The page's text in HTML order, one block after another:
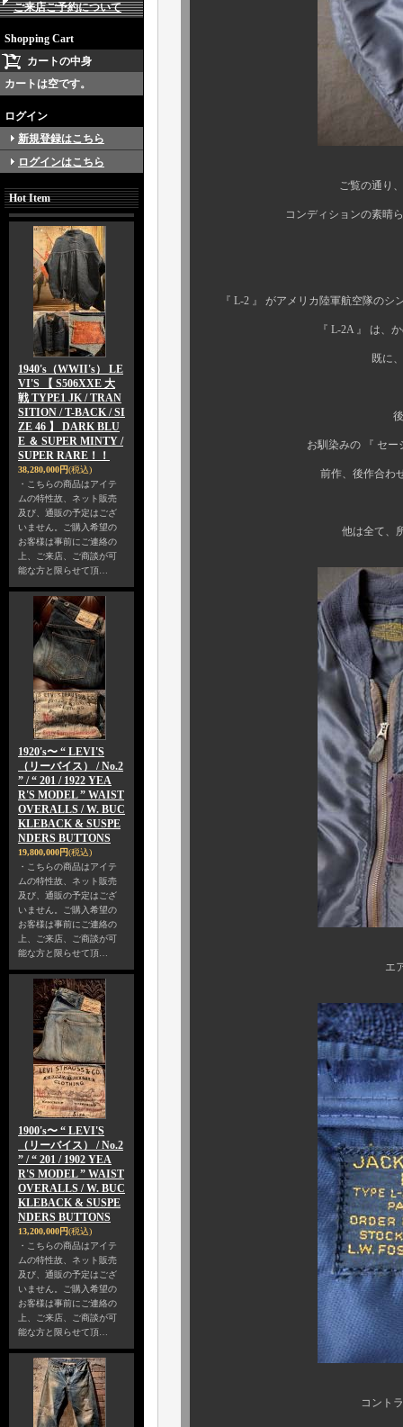
ご来店ご予約について
Shopping Cart
カートの中身
カートは空です。
ログイン
新規登録はこちら
ログインはこちら
Hot Item
1940's（WWII's） LE
VI'S 【 S506XXE 大
戦 TYPE1 JK / TRAN
SITION / T-BACK / SI
ZE 46 】 DARK BLU
E ＆ SUPER MINTY /
SUPER RARE！！
38,280,000円(税込)
・こちらの商品はアイテ
ムの特性故、ネット販売
及び、通販の予定はござ
いません。ご購入希望の
お客様は事前にご連絡の
上、ご来店、ご商談が可
能な方と限らせて頂…
1920's〜 “ LEVI'S
（リーバイス） / No.2
” / “ 201 / 1922 YEA
R'S MODEL ” WAIST
OVERALLS / W. BUC
KLEBACK & SUSPE
NDERS BUTTONS
19,800,000円(税込)
・こちらの商品はアイテ
ムの特性故、ネット販売
及び、通販の予定はござ
いません。ご購入希望の
お客様は事前にご連絡の
上、ご来店、ご商談が可
能な方と限らせて頂…
1900's〜 “ LEVI'S
（リーバイス） / No.2
” / “ 201 / 1902 YEA
R'S MODEL ” WAIST
OVERALLS / W. BUC
KLEBACK & SUSPE
NDERS BUTTONS
13,200,000円(税込)
・こちらの商品はアイテ
ムの特性故、ネット販売
及び、通販の予定はござ
いません。ご購入希望の
お客様は事前にご連絡の
上、ご来店、ご商談が可
能な方と限らせて頂…
ご覧の通り、溜息が出るほ
コンディションの素晴らしさは
『 L-2 』 がアメリカ陸軍航空隊のシ
『 L-2A 』 は、かの有名な
既に、悶絶者、多数の
後の後継モデル
お馴染みの 『 セージグリー
前作、後作合わせて 『 ブル
他は全て、所謂、『 グリ
エアフォースマーク
コントラクトもこんな